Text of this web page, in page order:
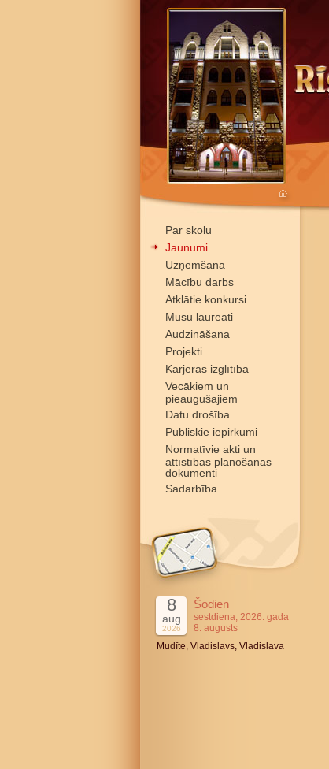
Par skolu
Jaunumi
Uzņemšana
Mācību darbs
Atklātie konkursi
Mūsu laureāti
Audzināšana
Projekti
Karjeras izglītība
Vecākiem un
pieaugušajiem
Datu drošība
Publiskie iepirkumi
Normatīvie akti un
attīstības plānošanas
dokumenti
Sadarbība
8
aug
2026
Šodien
sestdiena, 2026. gada
8. augusts
Mudīte, Vladislavs, Vladislava